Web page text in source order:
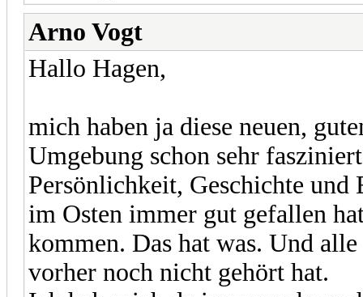
Arno Vogt
Hallo Hagen,
mich haben ja diese neuen,
Umgebung schon sehr
Persönlichkeit, Geschichte und
im Osten immer gut gefallen
kommen. Das hat was. Und
vorher noch nicht gehört hat.